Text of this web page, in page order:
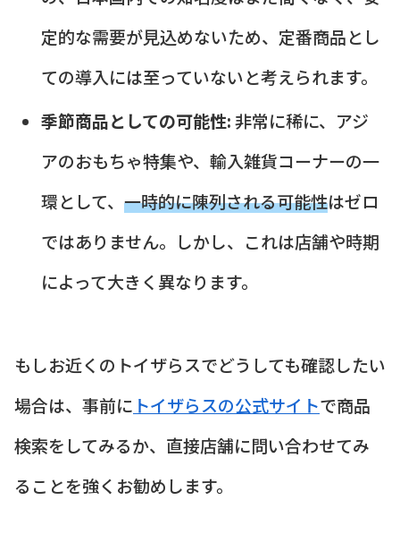
定的な需要が見込めないため、定番商品とし
ての導入には至っていないと考えられます。
季節商品としての可能性:非常に稀に、アジ
アのおもちゃ特集や、輸入雑貨コーナーの一
環として、 一時的に陳列される可能性はゼロ
ではありません。しかし、これは店舗や時期
によって大きく異なります。
もしお近くのトイザらスでどうしても確認したい
場合は、事前に トイザらスの公式サイトで商品
検索をしてみるか、直接店舗に問い合わせてみ
ることを強くお勧めします。